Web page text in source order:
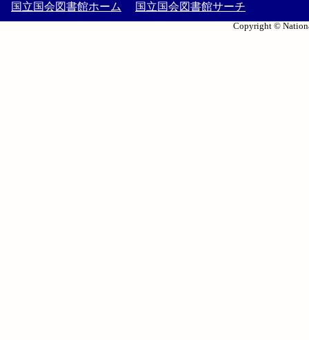
国立国会図書館ホーム 国立国会図書館サーチ
Copyright ©